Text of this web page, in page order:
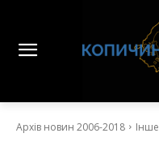
Архів новин 2006-2018 Інше